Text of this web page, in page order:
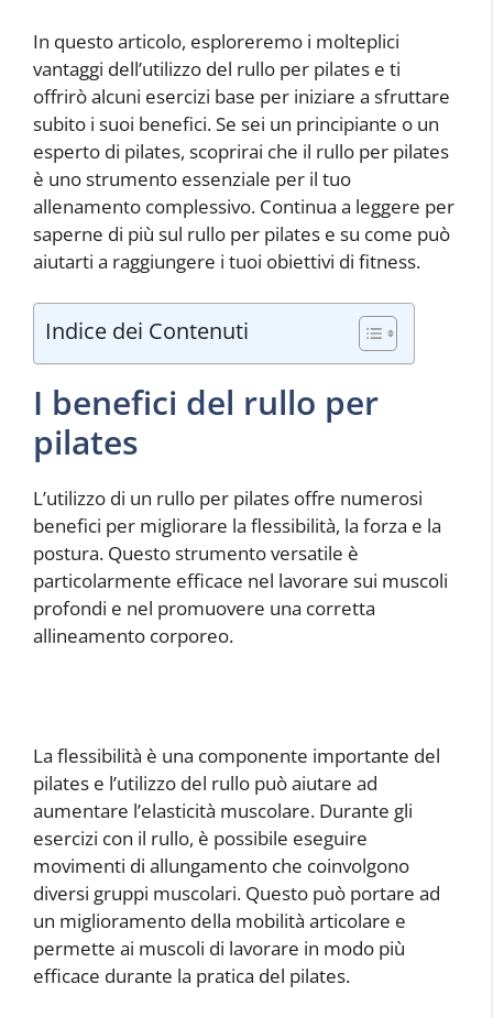
In questo articolo, esploreremo i molteplici
vantaggi dell’utilizzo del rullo per pilates e ti
offrirò alcuni esercizi base per iniziare a sfruttare
subito i suoi benefici. Se sei un principiante o un
esperto di pilates, scoprirai che il rullo per pilates
è uno strumento essenziale per il tuo
allenamento complessivo. Continua a leggere per
saperne di più sul rullo per pilates e su come può
aiutarti a raggiungere i tuoi obiettivi di fitness.
Indice dei Contenuti
I benefici del rullo per
pilates
L’utilizzo di un rullo per pilates offre numerosi
benefici per migliorare la flessibilità, la forza e la
postura. Questo strumento versatile è
particolarmente efficace nel lavorare sui muscoli
profondi e nel promuovere una corretta
allineamento corporeo.
La flessibilità è una componente importante del
pilates e l’utilizzo del rullo può aiutare ad
aumentare l’elasticità muscolare. Durante gli
esercizi con il rullo, è possibile eseguire
movimenti di allungamento che coinvolgono
diversi gruppi muscolari. Questo può portare ad
un miglioramento della mobilità articolare e
permette ai muscoli di lavorare in modo più
efficace durante la pratica del pilates.